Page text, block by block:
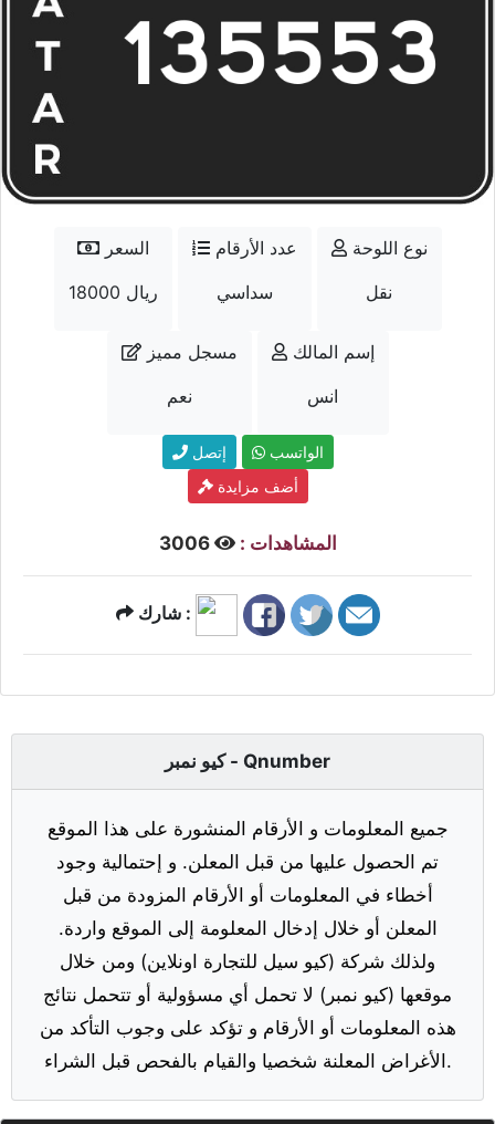
السعر
18000 ريال
عدد الأرقام
سداسي
نوع اللوحة
نقل
مسجل مميز
نعم
إسم المالك
انس
إتصل
الواتسب
أضف مزايدة
المشاهدات : 3006
شارك :
كيو نمبر - Qnumber
جميع المعلومات و الأرقام المنشورة على هذا الموقع
تم الحصول عليها من قبل المعلن. و إحتمالية وجود
أخطاء في المعلومات أو الأرقام المزودة من قبل
المعلن أو خلال إدخال المعلومة إلى الموقع واردة.
ولذلك شركة (كيو سيل للتجارة اونلاين) ومن خلال
موقعها (كيو نمبر) لا تحمل أي مسؤولية أو تتحمل نتائج
هذه المعلومات أو الأرقام و تؤكد على وجوب التأكد من
الأغراض المعلنة شخصيا والقيام بالفحص قبل الشراء.